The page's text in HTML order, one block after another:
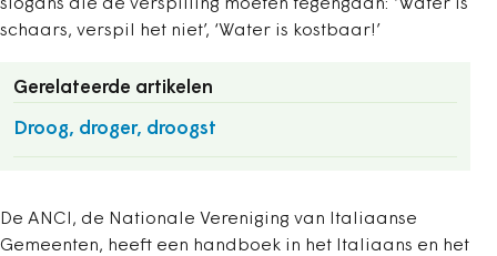
slogans die de verspilling moeten tegengaan: ‘Water is
schaars, verspil het niet’, ‘Water is kostbaar!’
Gerelateerde artikelen
Droog, droger, droogst
De ANCI, de Nationale Vereniging van Italiaanse
Gemeenten, heeft een handboek in het Italiaans en het